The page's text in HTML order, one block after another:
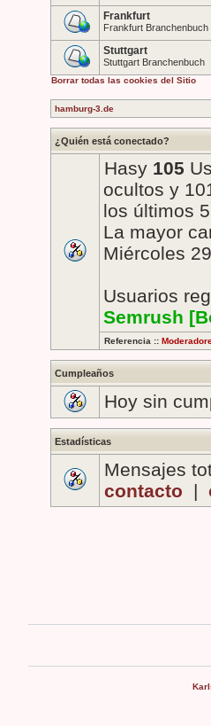
Frankfurt
Frankfurt Branchenbuch
Stuttgart
Stuttgart Branchenbuch
Borrar todas las cookies del Sitio
hamburg-3.de
¿Quién está conectado?
Hasy 105
ocultos y
los últimos
La mayor
Miércoles
Usuarios
Semrush
Referencia ::
Cumpleaños
Hoy sin
Estadísticas
Mensajes
contacto |